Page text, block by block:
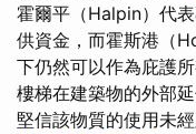
霍爾平（Halpin）代
供資金，而霍斯港（
下仍然可以作為庇護所
樓梯在建築物的外部
堅信該物質的使用未